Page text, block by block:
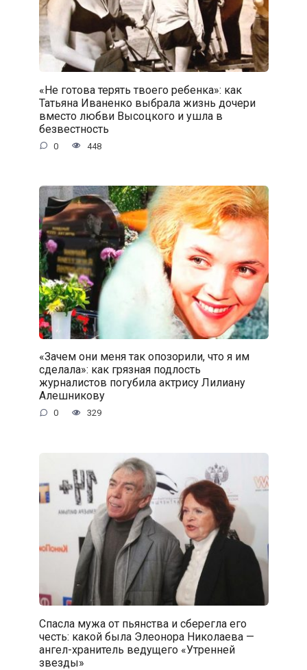
«Не готова терять твоего ребенка»: как
Татьяна Иваненко выбрала жизнь дочери
вместо любви Высоцкого и ушла в
безвестность
0 448
«Зачем они меня так опозорили, что я им
сделала»: как грязная подлость
журналистов погубила актрису Лилиану
Алешникову
0 329
Спасла мужа от пьянства и сберегла его
честь: какой была Элеонора Николаева —
ангел-хранитель ведущего «Утренней
звезды»